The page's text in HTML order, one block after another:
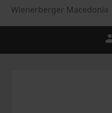
Wienerberger Macedonia